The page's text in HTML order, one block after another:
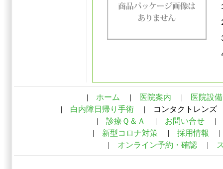
| ホーム | 医院案内 | 医院設備
| 白内障日帰り手術| コンタクトレン
| 診療Ｑ＆Ａ | お問い合せ
| 新型コロナ対策| 採用情報
| オンライン予約・確認|